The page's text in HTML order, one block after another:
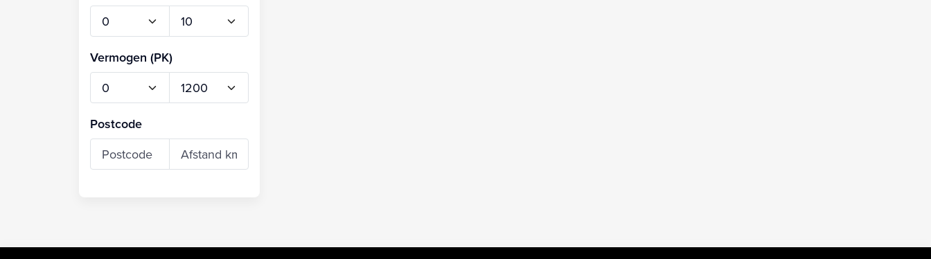
Vermogen (PK)
Postcode